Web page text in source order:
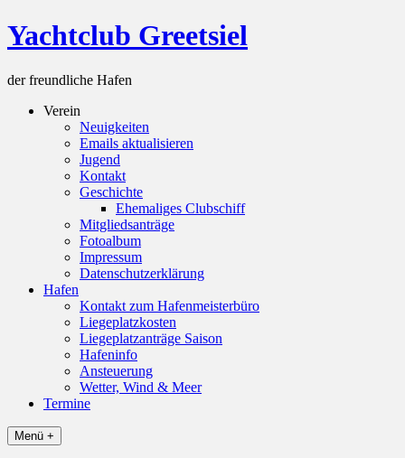
Skip
to
Yachtclub Greetsiel
der freundliche Hafen
Verein
Neuigkeiten
Emails aktualisieren
Jugend
Kontakt
Geschichte
Ehemaliges Clubschiff
Mitgliedsanträge
Fotoalbum
Impressum
Datenschutzerklärung
Hafen
Kontakt zum Hafenmeisterbüro
Liegeplatzkosten
Liegeplatzanträge Saison
Hafeninfo
Ansteuerung
Wetter, Wind & Meer
Termine
Menü +